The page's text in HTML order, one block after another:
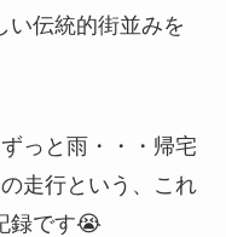
い伝統的街並みを
っと雨・・・帰宅
走行という、これ
録です😭